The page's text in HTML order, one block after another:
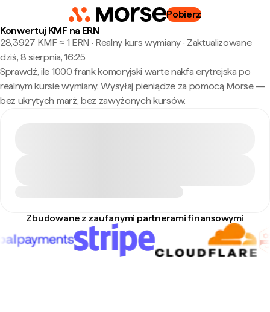
Pobierz
Konwertuj KMF na ERN
28,3927 KMF ≈ 1 ERN · Realny kurs wymiany· Zaktualizowane
dziś, 8 sierpnia, 16:25
Sprawdź, ile 1000 frank komoryjski warte nakfa erytrejska po
realnym kursie wymiany. Wysyłaj pieniądze za pomocą Morse —
bez ukrytych marż, bez zawyżonych kursów.
Zbudowane z zaufanymi partnerami finansowymi